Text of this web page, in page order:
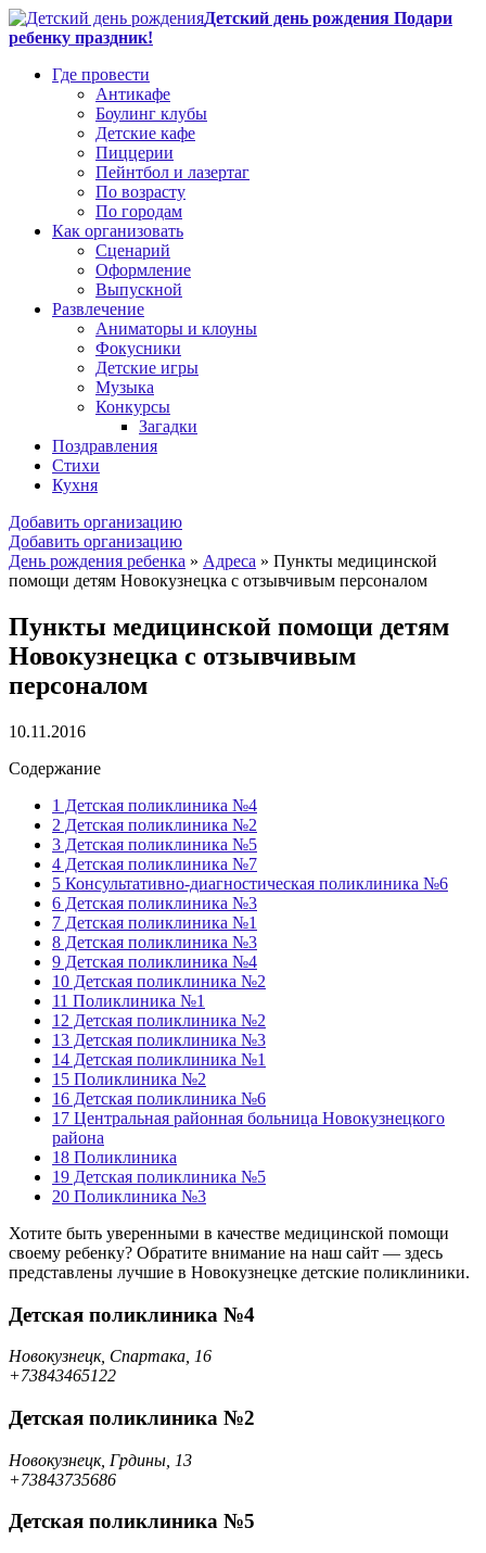
Детский день рождения Подари
ребенку праздник!
Где провести
Антикафе
Боулинг клубы
Детские кафе
Пиццерии
Пейнтбол и лазертаг
По возрасту
По городам
Как организовать
Сценарий
Оформление
Выпускной
Развлечение
Аниматоры и клоуны
Фокусники
Детские игры
Музыка
Конкурсы
Загадки
Поздравления
Стихи
Кухня
Добавить организацию
Добавить организацию
День рождения ребенка » Адреса » Пункты медицинской
помощи детям Новокузнецка с отзывчивым персоналом
Пункты медицинской помощи детям
Новокузнецка с отзывчивым
персоналом
10.11.2016
Содержание
1 Детская поликлиника №4
2 Детская поликлиника №2
3 Детская поликлиника №5
4 Детская поликлиника №7
5 Консультативно-диагностическая поликлиника №6
6 Детская поликлиника №3
7 Детская поликлиника №1
8 Детская поликлиника №3
9 Детская поликлиника №4
10 Детская поликлиника №2
11 Поликлиника №1
12 Детская поликлиника №2
13 Детская поликлиника №3
14 Детская поликлиника №1
15 Поликлиника №2
16 Детская поликлиника №6
17 Центральная районная больница Новокузнецкого
района
18 Поликлиника
19 Детская поликлиника №5
20 Поликлиника №3
Хотите быть уверенными в качестве медицинской помощи
своему ребенку? Обратите внимание на наш сайт — здесь
представлены лучшие в Новокузнецке детские поликлиники.
Детская поликлиника №4
Новокузнецк, Спартака, 16
+73843465122
Детская поликлиника №2
Новокузнецк, Грдины, 13
+73843735686
Детская поликлиника №5